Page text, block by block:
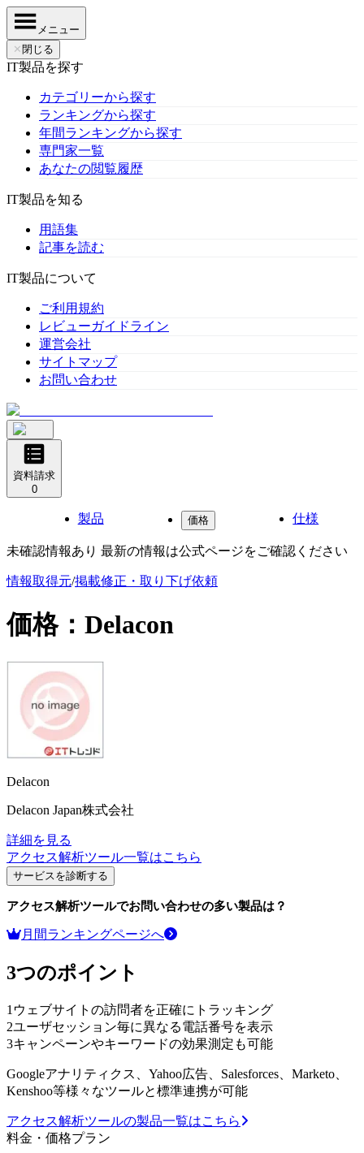
メニュー
✕ 閉じる
IT製品を探す
カテゴリーから探す
ランキングから探す
年間ランキングから探す
専門家一覧
あなたの閲覧履歴
IT製品を知る
用語集
記事を読む
IT製品について
ご利用規約
レビューガイドライン
運営会社
サイトマップ
お問い合わせ
資料請求
0
製品 価格 仕様
未確認情報あり 最新の情報は公式ページをご確認ください
情報取得元/掲載修正・取り下げ依頼
価格： Delacon
Delacon
Delacon Japan株式会社
詳細を見る
アクセス解析ツール一覧はこちら
サービスを診断する
アクセス解析ツールでお問い合わせの多い製品は？
月間ランキングページへ
3つのポイント
1 ウェブサイトの訪問者を正確にトラッキング
2ユーザセッション毎に異なる電話番号を表示
3キャンペーンやキーワードの効果測定も可能
Googleアナリティクス、Yahoo広告、Salesforces、Marketo、
Kenshoo等様々なツールと標準連携が可能
アクセス解析ツールの製品一覧はこちら
料金・価格プラン